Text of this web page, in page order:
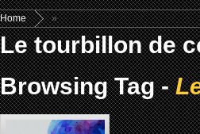
Home »
Le tourbillon de
Browsing Tag -